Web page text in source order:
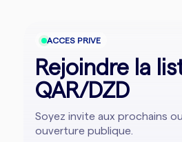
ACCES PRIVE
Rejoindre la
QAR/DZD
Soyez invite aux prochains
ouverture publique.